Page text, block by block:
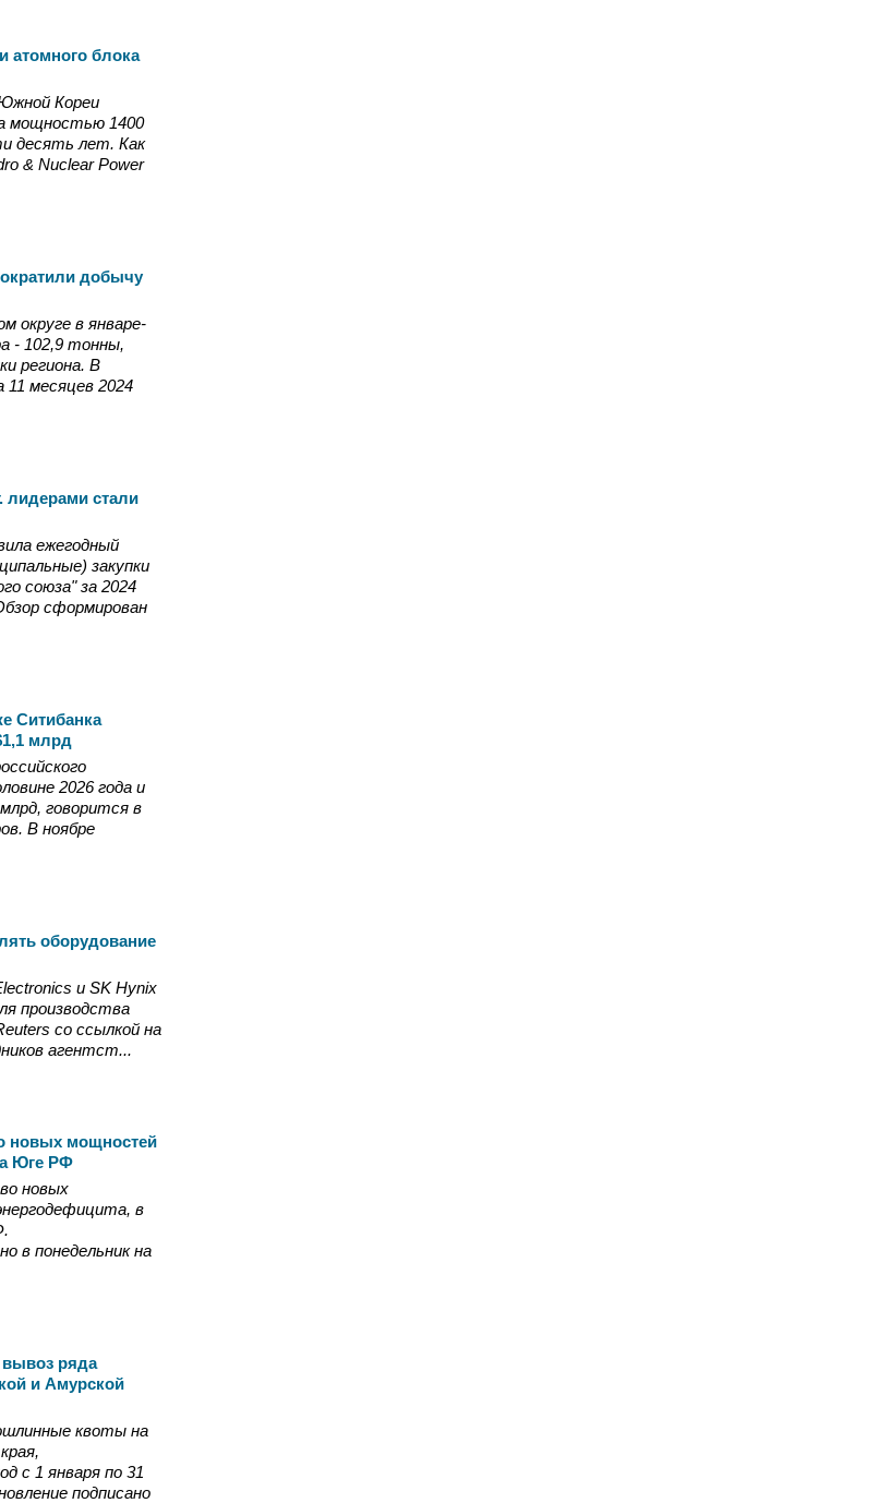
атомного блока
Кореи
мощностью 1400
десять лет. Как
& Nuclear Power
добычу
округе в январе-
- 102,9 тонны,
региона. В
месяцев 2024
лидерами стали
ежегодный
закупки
союза" за 2024
сформирован
Ситибанка
млрд
2026 года и
говорится в
В ноябре
оборудование
и SK Hynix
производства
со ссылкой на
агентст...
новых мощностей
Юге РФ
новых
в
в понедельник на
вывоз ряда
и Амурской
квоты на
с 1 января по 31
подписано